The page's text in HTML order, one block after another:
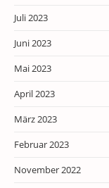
Juli 2023
Juni 2023
Mai 2023
April 2023
März 2023
Februar 2023
November 2022